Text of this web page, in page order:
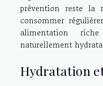
prévention reste la
consommer
alimentation
naturellement
Hydratation